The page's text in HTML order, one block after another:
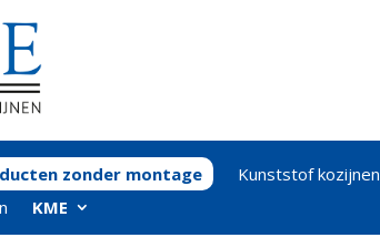
zonder montage Kunststof
KME